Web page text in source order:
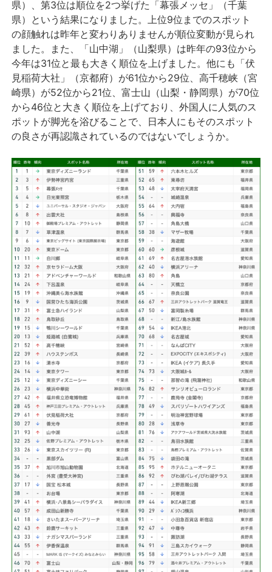
県）、第3位は順位を2つ挙げた「幕張メッセ」（千葉
県）という結果になりました。上位9位までのスポット
の顔触れは昨年と変わりありませんが順位変動が見られ
ました。また、「山中湖」（山梨県）は昨年の93位から
今年は31位と最も大きく順位を上げました。他にも「伏
見稲荷大社」（京都府）が61位から29位、高千穂峡（宮
崎県）が52位から21位、富士山（山梨・静岡県）が70位
から46位と大きく順位を上げており、外国人に人気のス
ポットが脚光を浴びることで、日本人にもそのスポット
の良さが再認識されているのではないでしょうか。